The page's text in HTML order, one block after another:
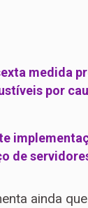
medida
por
de
ainda